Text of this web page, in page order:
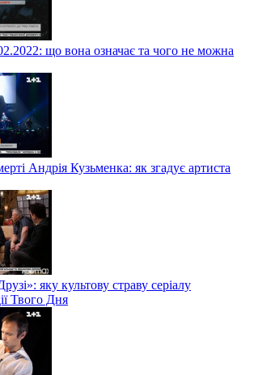
що вона означає та чого не можна
Андрія Кузьменка: як згадує артиста
яку культову страву серіалу
Твого Дня